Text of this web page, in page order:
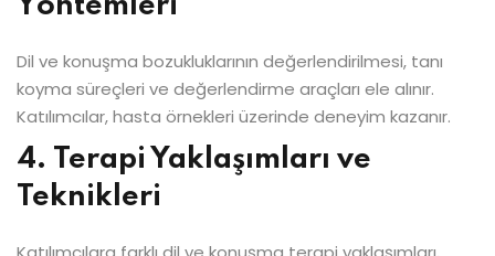
Yöntemleri
Dil ve konuşma bozukluklarının değerlendirilmesi, tanı
koyma süreçleri ve değerlendirme araçları ele alınır.
Katılımcılar, hasta örnekleri üzerinde deneyim kazanır.
4. Terapi Yaklaşımları ve
Teknikleri